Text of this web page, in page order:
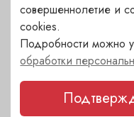
Франция
Сорт
шардоне
совершеннолетие и
cookies.
Подробности можно
обработки